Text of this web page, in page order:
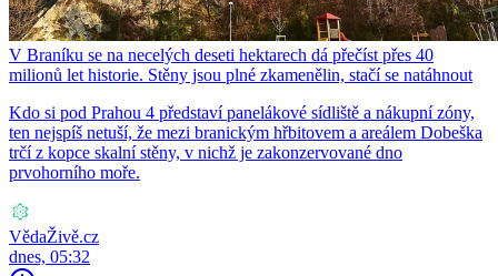
V Braníku se na necelých deseti hektarech dá přečíst přes 40
milionů let historie. Stěny jsou plné zkamenělin, stačí se natáhnout
Kdo si pod Prahou 4 představí panelákové sídliště a nákupní zóny,
ten nejspíš netuší, že mezi branickým hřbitovem a areálem Dobeška
trčí z kopce skalní stěny, v nichž je zakonzervované dno
prvohorního moře.
VědaŽivě.cz
dnes, 05:32